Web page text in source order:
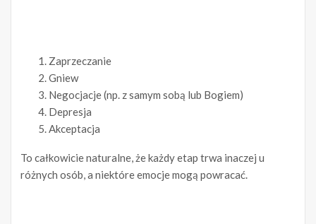
Zaprzeczanie
Gniew
Negocjacje (np. z samym sobą lub Bogiem)
Depresja
Akceptacja
To całkowicie naturalne, że każdy etap trwa inaczej u
różnych osób, a niektóre emocje mogą powracać.